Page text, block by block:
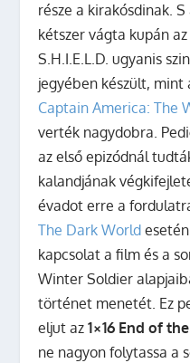
része a kirakósdinak.
kétszer vágta kupán
S.H.I.E.L.D. ugyanis
jegyében készült, mint
Captain America: The
verték nagydobra.
az első epizódnál
kalandjának
évadot erre a
The Dark World
kapcsolat a film és a
Winter Soldier
történet menetét. Ez
eljut az1×16 End of
ne nagyon folytassa a